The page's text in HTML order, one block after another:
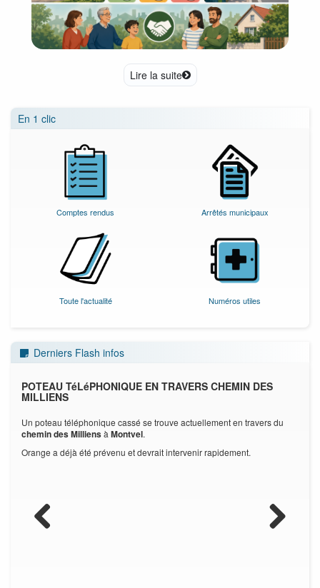
Lire la suite
En 1 clic
Comptes rendus Arrêtés municipaux
Toute l'actualité Numéros utiles
Derniers Flash infos
POTEAU TéLéPHONIQUE EN TRAVERS CHEMIN DES
MILLIENS
Un poteau téléphonique cassé se trouve actuellement en travers du
chemin des Milliensà Montvel.
Orange a déjà été prévenu et devrait intervenir rapidement.